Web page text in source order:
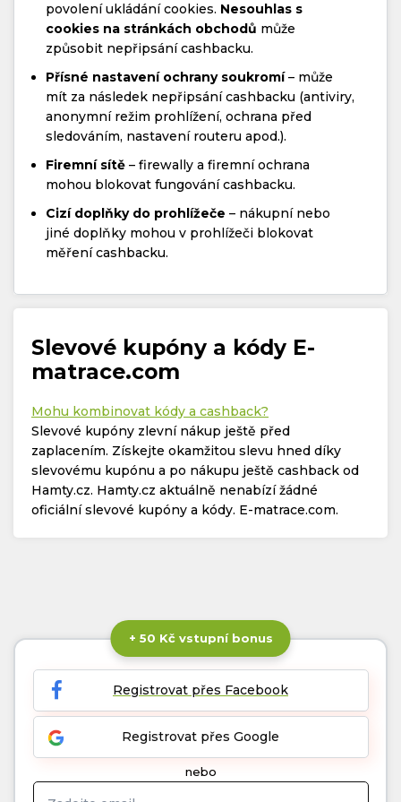
povolení ukládání cookies. Nesouhlas s
cookies na stránkách obchodů může
způsobit nepřipsání cashbacku.
Přísné nastavení ochrany soukromí– může
mít za následek nepřipsání cashbacku (antiviry,
anonymní režim prohlížení, ochrana před
sledováním, nastavení routeru apod.).
Firemní sítě – firewally a firemní ochrana
mohou blokovat fungování cashbacku.
Cizí doplňky do prohlížeče – nákupní nebo
jiné doplňky mohou v prohlížeči blokovat
měření cashbacku.
Slevové kupóny a kódy E-
matrace.com
Mohu kombinovat kódy a cashback?
Slevové kupóny zlevní nákup ještě před
zaplacením. Získejte okamžitou slevu hned díky
slevovému kupónu a po nákupu ještě cashback od
Hamty.cz. Hamty.cz aktuálně nenabízí žádné
oficiální slevové kupóny a kódy. E-matrace.com.
+ 50 Kč vstupní bonus
Registrovat přes Facebook
Registrovat přes Google
nebo